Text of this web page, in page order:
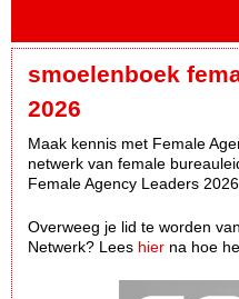
smoelenboek
2026
Maak kennis met Female
netwerk van female
Female Agency Leaders 2026.
Overweeg je lid te worden
Netwerk? Lees hier na hoe